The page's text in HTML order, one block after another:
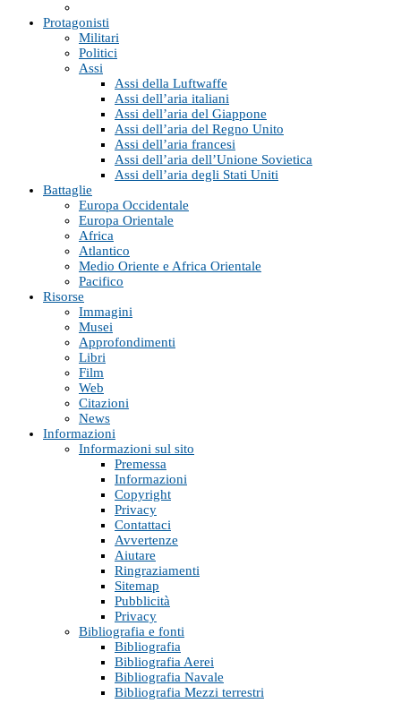
Protagonisti
Militari
Politici
Assi
Assi della Luftwaffe
Assi dell’aria italiani
Assi dell’aria del Giappone
Assi dell’aria del Regno Unito
Assi dell’aria francesi
Assi dell’aria dell’Unione Sovietica
Assi dell’aria degli Stati Uniti
Battaglie
Europa Occidentale
Europa Orientale
Africa
Atlantico
Medio Oriente e Africa Orientale
Pacifico
Risorse
Immagini
Musei
Approfondimenti
Libri
Film
Web
Citazioni
News
Informazioni
Informazioni sul sito
Premessa
Informazioni
Copyright
Privacy
Contattaci
Avvertenze
Aiutare
Ringraziamenti
Sitemap
Pubblicità
Privacy
Bibliografia e fonti
Bibliografia
Bibliografia Aerei
Bibliografia Navale
Bibliografia Mezzi terrestri